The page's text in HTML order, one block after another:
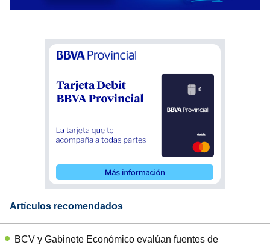
Artículos recomendados
BCV y Gabinete Económico evalúan fuentes de